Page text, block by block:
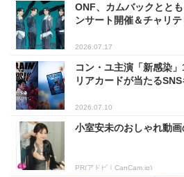
ONF、カムバックとと
ンサート開催＆チャリ
2026.07.17
コン・ユ主演「新感染
リアカードが当たる
2026.07.10
小室安未のおしゃれ動画
PR(アドビ｜CanCam.jp)